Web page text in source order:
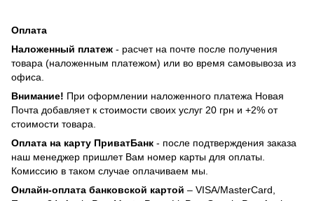
Оплата
Наложенный платеж - расчет на почте после получения
товара (наложенным платежом) или во время самовывоза из
офиса.
Внимание! При оформлении наложенного платежа Новая
Почта добавляет к стоимости своих услуг 20 грн и +2% от
стоимости товара.
Оплата на карту ПриватБанк - после подтверждения заказа
наш менеджер пришлет Вам номер карты для оплаты.
Комиссию в таком случае оплачиваем мы.
Онлайн-оплата банковской картой – VISA/MasterCard,